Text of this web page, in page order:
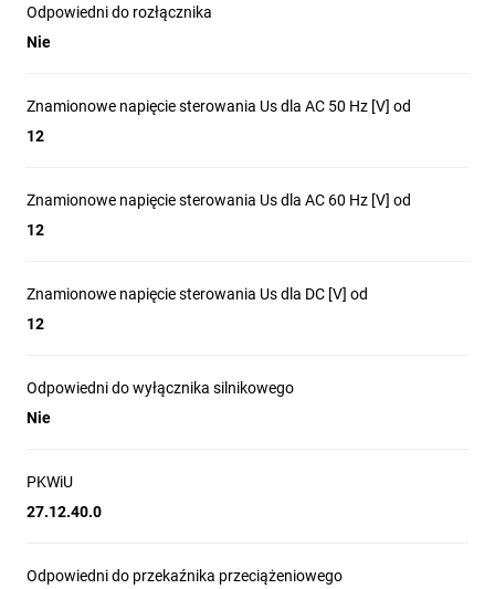
rozłącznika, wyłącznika silnikowego ani przekaźnika
napięciu sterującym (typ wyzwalacza wzrostowego).
Zastosowanie produktu
Integracja z aparatami zabezpieczającymi serii TX3/DX3 w
inicjowania wyłączenia przy sygnale sterującym 12–48 V
wyzwalaczy po lewej stronie aparatu.
Odpowiedni do rozłącznika
Nie
Znamionowe napięcie sterowania Us dla AC 50 Hz [V] od
12
Znamionowe napięcie sterowania Us dla AC 60 Hz [V] od
12
Znamionowe napięcie sterowania Us dla DC [V] od
12
Odpowiedni do wyłącznika silnikowego
Nie
PKWiU
27.12.40.0
Odpowiedni do przekaźnika przeciążeniowego